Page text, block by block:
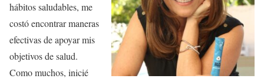
hábitos saludables, me
costó encontrar maneras
efectivas de apoyar mis
objetivos de salud.
Como muchos, inicié